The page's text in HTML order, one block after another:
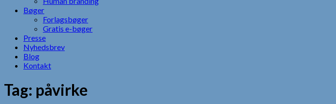
Bøger
Forlagsbøger
Gratis e-bøger
Presse
Nyhedsbrev
Blog
Kontakt
Tag: påvirke